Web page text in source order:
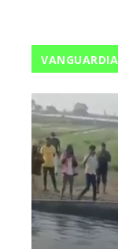
VANGUARDIA